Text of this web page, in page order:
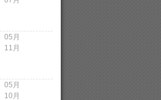
05月
11月
05月
10月